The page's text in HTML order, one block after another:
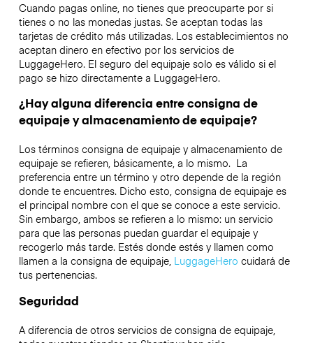
Cuando pagas online, no tienes que preocuparte por si
tienes o no las monedas justas. Se aceptan todas las
tarjetas de crédito más utilizadas. Los establecimientos no
aceptan dinero en efectivo por los servicios de
LuggageHero. El seguro del equipaje solo es válido si el
pago se hizo directamente a LuggageHero.
¿Hay alguna diferencia entre consigna de
equipaje y almacenamiento de equipaje?
Los términos consigna de equipaje y almacenamiento de
equipaje se refieren, básicamente, a lo mismo. La
preferencia entre un término y otro depende de la región
donde te encuentres. Dicho esto, consigna de equipaje es
el principal nombre con el que se conoce a este servicio.
Sin embargo, ambos se refieren a lo mismo: un servicio
para que las personas puedan guardar el equipaje y
recogerlo más tarde. Estés donde estés y llamen como
llamen a la consigna de equipaje,LuggageHero cuidará de
tus pertenencias.
Seguridad
A diferencia de otros servicios de consigna de equipaje,